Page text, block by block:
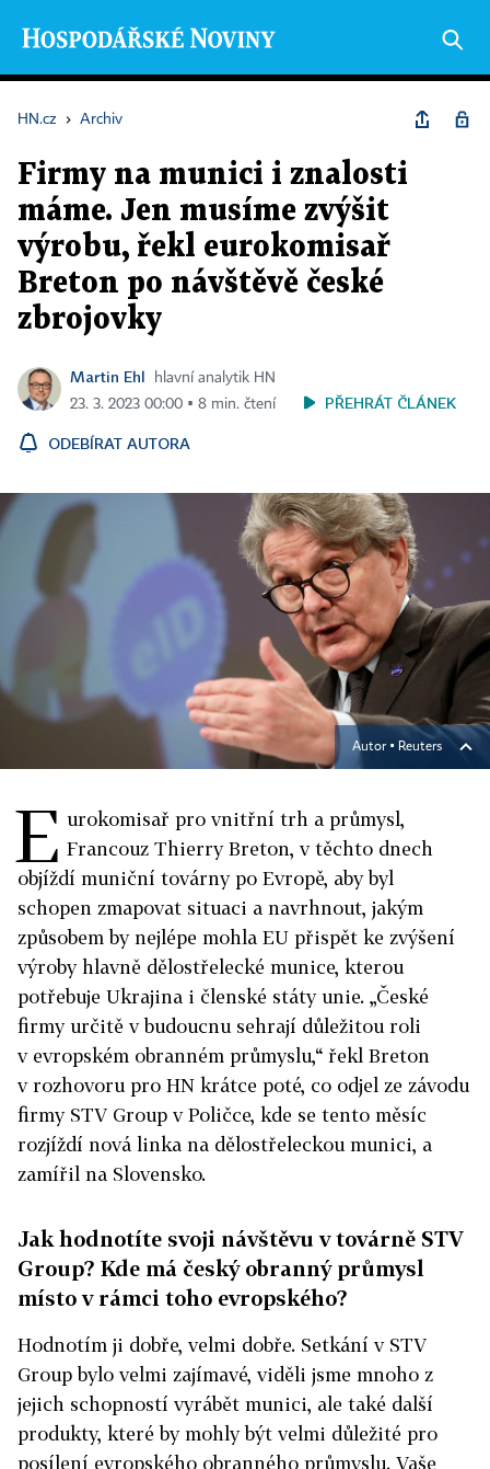
HN.cz › Archiv
Firmy na munici i znalosti
máme. Jen musíme zvýšit
výrobu, řekl eurokomisař
Breton po návštěvě české
zbrojovky
Martin Ehl
hlavní analytik HN
23. 3. 2023 00:00 ▪ 8 min. čtení
PŘEHRÁT ČLÁNEK
ODEBÍRAT AUTORA
Autor ▪ Reuters
E urokomisař pro vnitřní trh a průmysl,
Francouz Thierry Breton, v těchto dnech
objíždí muniční továrny po Evropě, aby byl
schopen zmapovat situaci a navrhnout, jakým
způsobem by nejlépe mohla EU přispět ke zvýšení
výroby hlavně dělostřelecké munice, kterou
potřebuje Ukrajina i členské státy unie. „České
firmy určitě v budoucnu sehrají důležitou roli
v evropském obranném průmyslu,“ řekl Breton
v rozhovoru pro HN krátce poté, co odjel ze závodu
firmy STV Group v Poličce, kde se tento měsíc
rozjíždí nová linka na dělostřeleckou munici, a
zamířil na Slovensko.
Jak hodnotíte svoji návštěvu v továrně STV
Group? Kde má český obranný průmysl
místo v rámci toho evropského?
Hodnotím ji dobře, velmi dobře. Setkání v STV
Group bylo velmi zajímavé, viděli jsme mnoho z
jejich schopností vyrábět munici, ale také další
produkty, které by mohly být velmi důležité pro
posílení evropského obranného průmyslu. Vaše